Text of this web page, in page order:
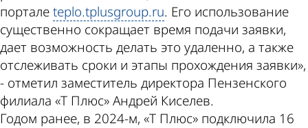
порталеteplo.tplusgroup.ru. Его использование
существенно сокращает время подачи заявки,
дает возможность делать это удаленно, а также
отслеживать сроки и этапы прохождения заявки»,
- отметил заместитель директора Пензенского
филиала «Т Плюс» Андрей Киселев.
Годом ранее, в 2024-м, «Т Плюс» подключила 16